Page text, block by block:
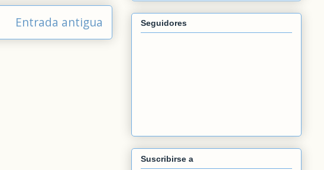
Entrada antigua Seguidores
Suscribirse a